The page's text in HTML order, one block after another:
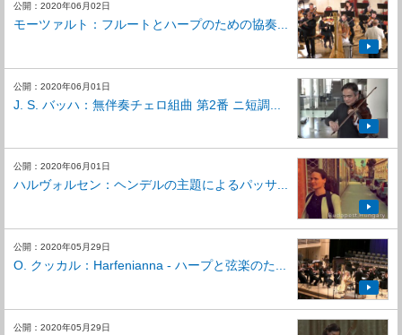
公開：2020年06月02日
モーツァルト：フルートとハープのための協奏...
公開：2020年06月01日
J. S. バッハ：無伴奏チェロ組曲 第2番 ニ短調...
公開：2020年06月01日
ハルヴォルセン：ヘンデルの主題によるパッサ...
公開：2020年05月29日
O. クッカル：Harfenianna - ハープと弦楽のた...
公開：2020年05月29日